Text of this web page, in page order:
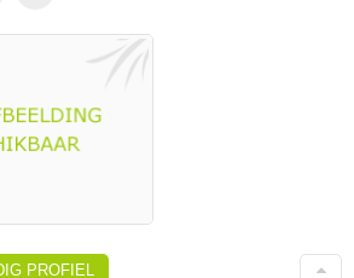
PROFIEL